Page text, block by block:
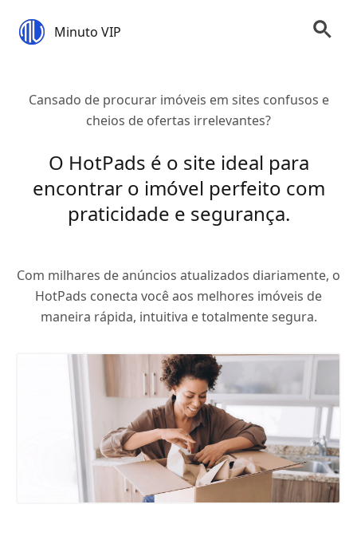
Minuto VIP
Cansado de procurar imóveis em sites confusos e
cheios de ofertas irrelevantes?
O HotPads é o site ideal para
encontrar o imóvel perfeito com
praticidade e segurança.
Com milhares de anúncios atualizados diariamente, o
HotPads conecta você aos melhores imóveis de
maneira rápida, intuitiva e totalmente segura.